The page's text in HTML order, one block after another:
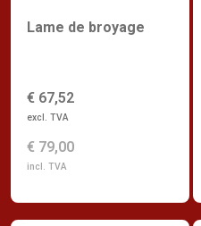
Lame de broyage
€ 67,52
excl. TVA
€ 79,00
incl. TVA